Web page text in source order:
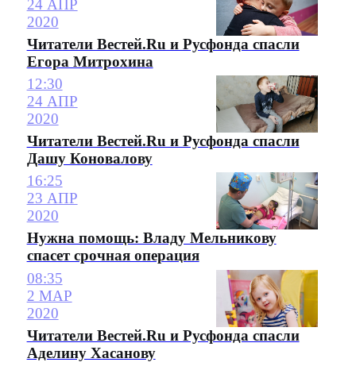
24 АПР
2020
Читатели Вестей.Ru и Русфонда спасли
Егора Митрохина
12:30
24 АПР
2020
Читатели Вестей.Ru и Русфонда спасли
Дашу Коновалову
16:25
23 АПР
2020
Нужна помощь: Владу Мельникову
спасет срочная операция
08:35
2 МАР
2020
Читатели Вестей.Ru и Русфонда спасли
Аделину Хасанову